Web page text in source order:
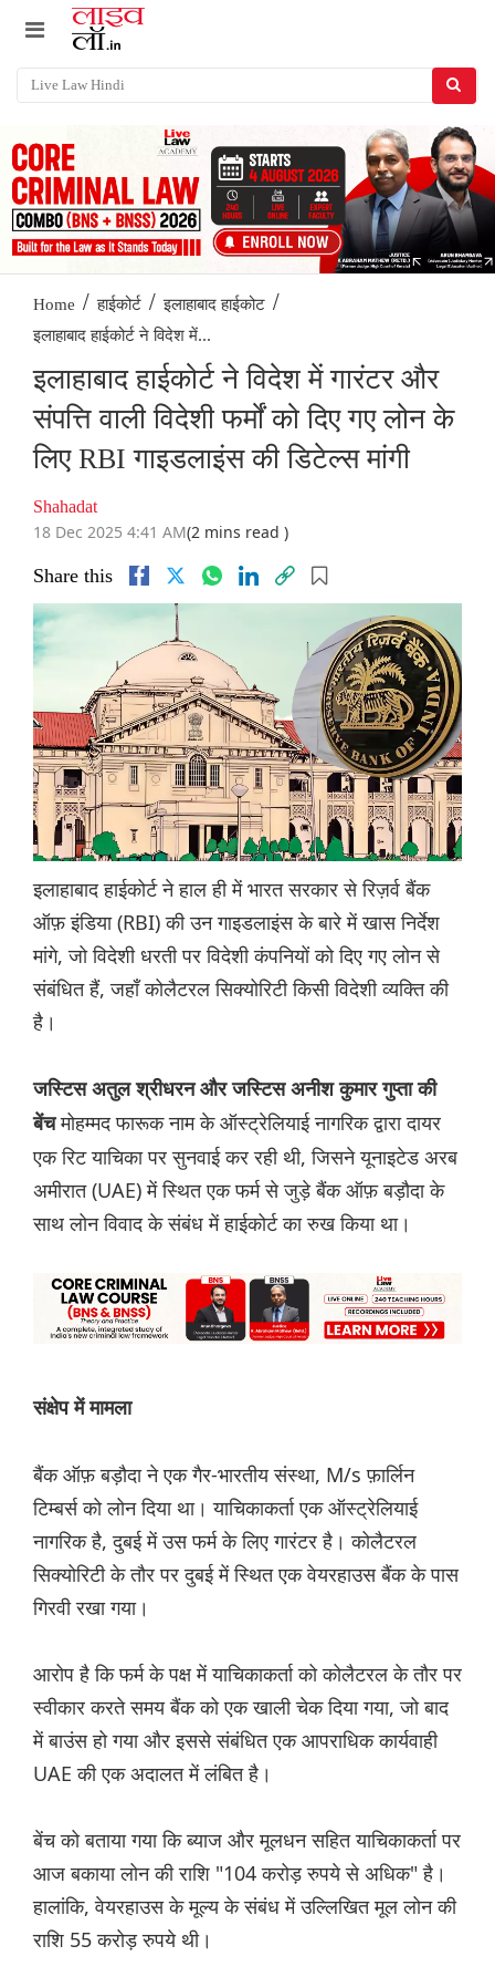
Home / हाईकोर्ट / इलाहाबाद हाईकोट /
इलाहाबाद हाईकोर्ट ने विदेश में...
इलाहाबाद हाईकोर्ट ने विदेश में गारंटर और
संपत्ति वाली विदेशी फर्मों को दिए गए लोन के
लिए RBI गाइडलाइंस की डिटेल्स मांगी
Shahadat
18 Dec 2025 4:41 AM(2 mins read )
Share this
इलाहाबाद हाईकोर्ट ने हाल ही में भारत सरकार से रिज़र्व बैंक
ऑफ़ इंडिया (RBI) की उन गाइडलाइंस के बारे में खास निर्देश
मांगे, जो विदेशी धरती पर विदेशी कंपनियों को दिए गए लोन से
संबंधित हैं, जहाँ कोलैटरल सिक्योरिटी किसी विदेशी व्यक्ति की
है।
जस्टिस अतुल श्रीधरन और जस्टिस अनीश कुमार गुप्ता की
बेंचमोहम्मद फारूक नाम के ऑस्ट्रेलियाई नागरिक द्वारा दायर
एक रिट याचिका पर सुनवाई कर रही थी, जिसने यूनाइटेड अरब
अमीरात (UAE) में स्थित एक फर्म से जुड़े बैंक ऑफ़ बड़ौदा के
साथ लोन विवाद के संबंध में हाईकोर्ट का रुख किया था।
संक्षेप में मामला
बैंक ऑफ़ बड़ौदा ने एक गैर-भारतीय संस्था, M/s फ़ार्लिन
टिम्बर्स को लोन दिया था। याचिकाकर्ता एक ऑस्ट्रेलियाई
नागरिक है, दुबई में उस फर्म के लिए गारंटर है। कोलैटरल
सिक्योरिटी के तौर पर दुबई में स्थित एक वेयरहाउस बैंक के पास
गिरवी रखा गया।
आरोप है कि फर्म के पक्ष में याचिकाकर्ता को कोलैटरल के तौर पर
स्वीकार करते समय बैंक को एक खाली चेक दिया गया, जो बाद
में बाउंस हो गया और इससे संबंधित एक आपराधिक कार्यवाही
UAE की एक अदालत में लंबित है।
बेंच को बताया गया कि ब्याज और मूलधन सहित याचिकाकर्ता पर
आज बकाया लोन की राशि "104 करोड़ रुपये से अधिक" है।
हालांकि, वेयरहाउस के मूल्य के संबंध में उल्लिखित मूल लोन की
राशि 55 करोड़ रुपये थी।